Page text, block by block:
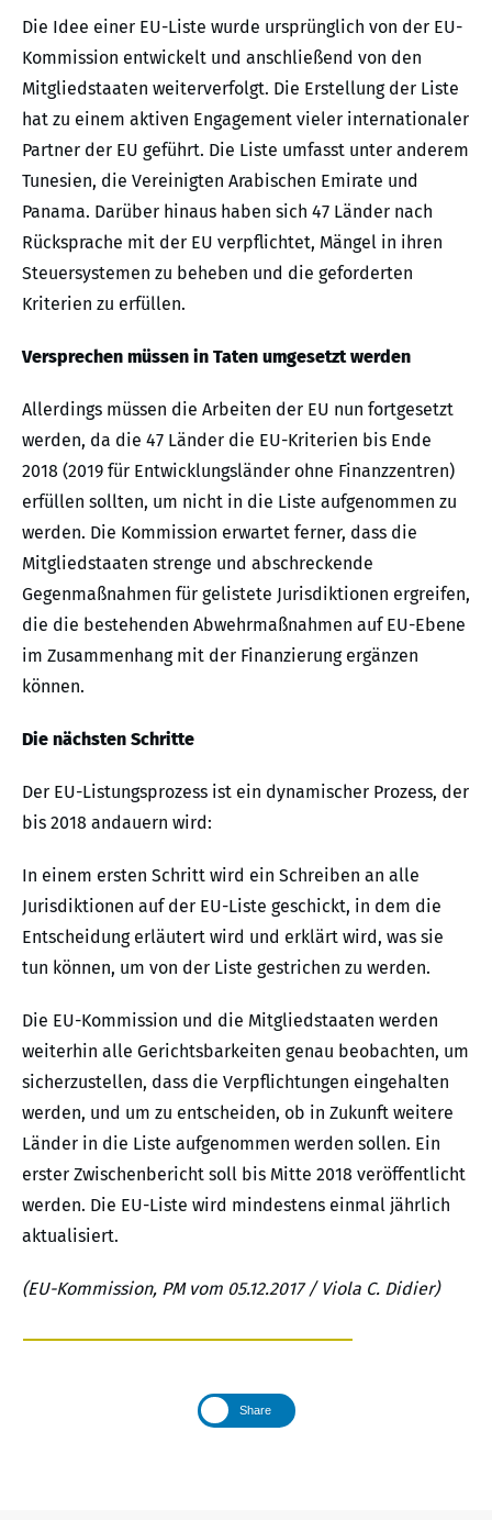
Die Idee einer EU-Liste wurde ursprünglich von der EU-
Kommission entwickelt und anschließend von den
Mitgliedstaaten weiterverfolgt. Die Erstellung der Liste
hat zu einem aktiven Engagement vieler internationaler
Partner der EU geführt. Die Liste umfasst unter anderem
Tunesien, die Vereinigten Arabischen Emirate und
Panama. Darüber hinaus haben sich 47 Länder nach
Rücksprache mit der EU verpflichtet, Mängel in ihren
Steuersystemen zu beheben und die geforderten
Kriterien zu erfüllen.
Versprechen müssen in Taten umgesetzt werden
Allerdings müssen die Arbeiten der EU nun fortgesetzt
werden, da die 47 Länder die EU-Kriterien bis Ende
2018 (2019 für Entwicklungsländer ohne Finanzzentren)
erfüllen sollten, um nicht in die Liste aufgenommen zu
werden. Die Kommission erwartet ferner, dass die
Mitgliedstaaten strenge und abschreckende
Gegenmaßnahmen für gelistete Jurisdiktionen ergreifen,
die die bestehenden Abwehrmaßnahmen auf EU-Ebene
im Zusammenhang mit der Finanzierung ergänzen
können.
Die nächsten Schritte
Der EU-Listungsprozess ist ein dynamischer Prozess, der
bis 2018 andauern wird:
In einem ersten Schritt wird ein Schreiben an alle
Jurisdiktionen auf der EU-Liste geschickt, in dem die
Entscheidung erläutert wird und erklärt wird, was sie
tun können, um von der Liste gestrichen zu werden.
Die EU-Kommission und die Mitgliedstaaten werden
weiterhin alle Gerichtsbarkeiten genau beobachten, um
sicherzustellen, dass die Verpflichtungen eingehalten
werden, und um zu entscheiden, ob in Zukunft weitere
Länder in die Liste aufgenommen werden sollen. Ein
erster Zwischenbericht soll bis Mitte 2018 veröffentlicht
werden. Die EU-Liste wird mindestens einmal jährlich
aktualisiert.
(EU-Kommission, PM vom 05.12.2017 / Viola C. Didier)
Share